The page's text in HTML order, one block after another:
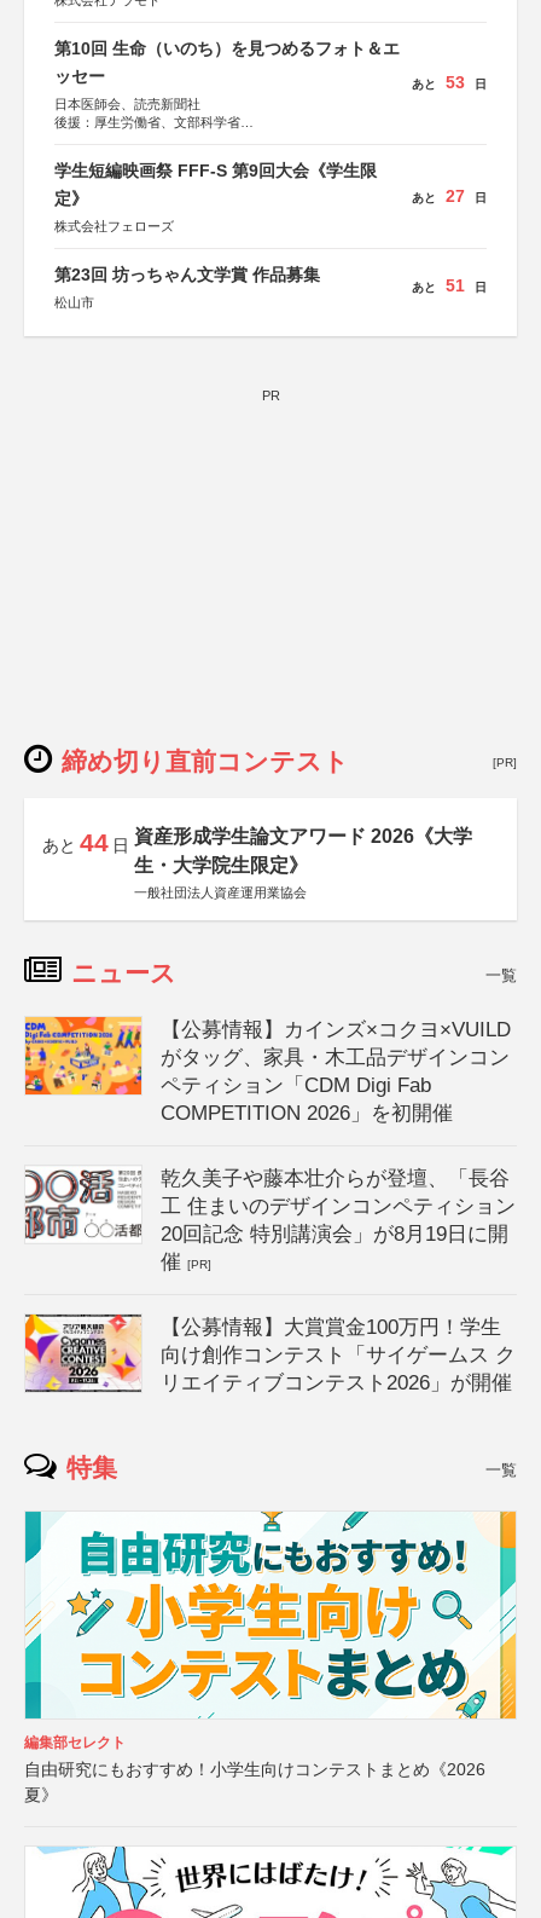
第10回 生命（いのち）を見つめるフォト＆エ
ッセー
日本医師会、読売新聞社
後援：厚生労働省、文部科学省
しん生命保険株式会社
あと 53 日
学生短編映画祭 FFF-S 第9回大会《学生限
定》
株式会社フェローズ
あと 27 日
第23回 坊っちゃん文学賞 作品募集
松山市
あと 51 日
PR
締め切り直前コンテスト [PR]
あと 44 日 資産形成学生論文アワード 2026《大学
生・大学院生限定》
一般社団法人資産運用業協会
ニュース 一覧
【公募情報】カインズ×コクヨ×VUILD
がタッグ、家具・木工品デザインコン
ペティション「CDM Digi Fab
COMPETITION 2026」を初開催
乾久美子や藤本壮介らが登壇、「長谷
工 住まいのデザインコンペティション
20回記念 特別講演会」が8月19日に開
催[PR]
【公募情報】大賞賞金100万円！学生
向け創作コンテスト「サイゲームス ク
リエイティブコンテスト2026」が開催
特集 一覧
編集部セレクト
自由研究にもおすすめ！小学生向けコンテストまとめ《2026
夏》